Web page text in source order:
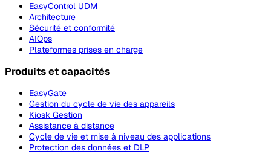
EasyControl UDM
Architecture
Sécurité et conformité
AIOps
Plateformes prises en charge
Produits et capacités
EasyGate
Gestion du cycle de vie des appareils
Kiosk Gestion
Assistance à distance
Cycle de vie et mise à niveau des applications
Protection des données et DLP